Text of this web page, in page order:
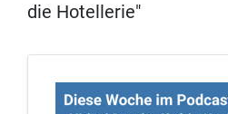
die Hotellerie"